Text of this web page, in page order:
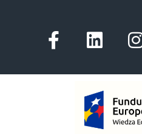
f